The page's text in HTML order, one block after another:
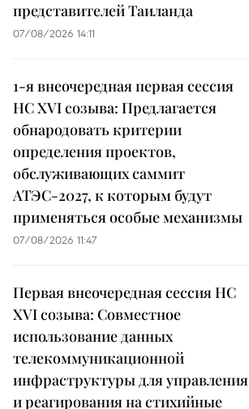
представителей Таиланда
07/08/2026 14:11
1-я внеочередная первая сессия
НС XVI созыва: Предлагается
обнародовать критерии
определения проектов,
обслуживающих саммит
АТЭС-2027, к которым будут
применяться особые механизмы
07/08/2026 11:47
Первая внеочередная сессия НС
XVI созыва: Совместное
использование данных
телекоммуникационной
инфраструктуры для управления
и реагирования на стихийные